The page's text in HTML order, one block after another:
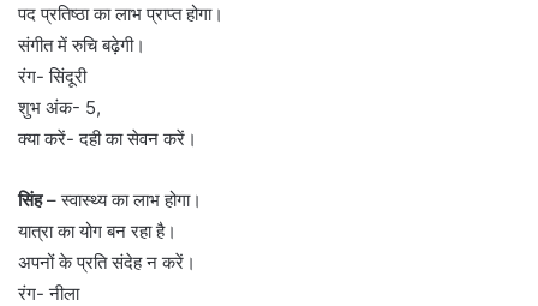
पद प्रतिष्ठा का लाभ प्राप्त होगा।
संगीत में रुचि बढ़ेगी।
रंग- सिंदूरी
शुभ अंक- 5,
क्या करें- दही का सेवन करें।
सिंह– स्वास्थ्य का लाभ होगा।
यात्रा का योग बन रहा है।
अपनों के प्रति संदेह न करें।
रंग- नीला